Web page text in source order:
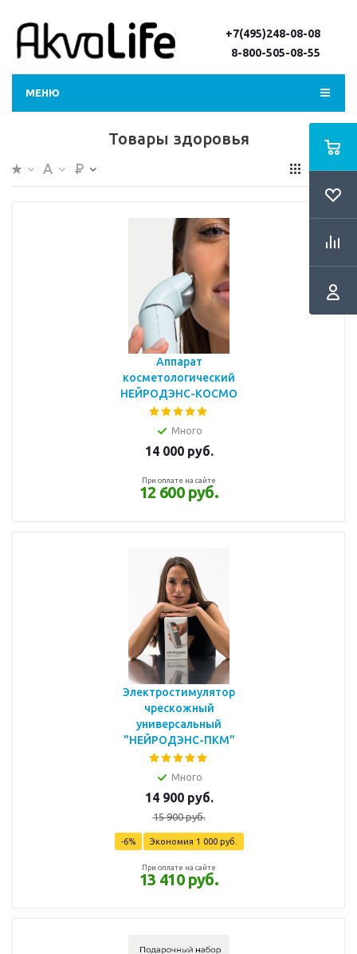
+7(495)248-08-08
8-800-505-08-55
МЕНЮ
Товары здоровья
Аппарат
косметологический
НЕЙРОДЭНС-КОСМО
Много
14 000руб.
При оплате на сайте
12 600 руб.
Электростимулятор
чрескожный
универсальный
"НЕЙРОДЭНС-ПКМ"
Много
14 900руб.
15 900руб.
-6% Экономия 1 000руб.
При оплате на сайте
13 410 руб.